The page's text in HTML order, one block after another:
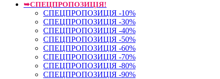
➥СПЕЦПРОПОЗИЦІЯ!
СПЕЦПРОПОЗИЦІЯ -10%
СПЕЦПРОПОЗИЦІЯ -30%
СПЕЦПРОПОЗИЦІЯ -40%
СПЕЦПРОПОЗИЦІЯ -50%
СПЕЦПРОПОЗИЦІЯ -60%
СПЕЦПРОПОЗИЦІЯ -70%
СПЕЦПРОПОЗИЦІЯ -80%
СПЕЦПРОПОЗИЦІЯ -90%